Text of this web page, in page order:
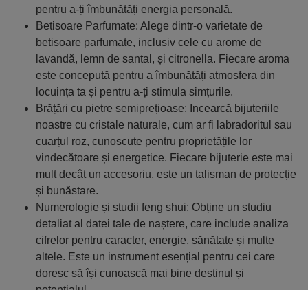
pentru a-ți îmbunătăți energia personală.
Betisoare Parfumate: Alege dintr-o varietate de
betisoare parfumate, inclusiv cele cu arome de
lavandă, lemn de santal, și citronella. Fiecare aroma
este concepută pentru a îmbunătăți atmosfera din
locuința ta și pentru a-ți stimula simțurile.
Brățări cu pietre semiprețioase: Incearcă bijuteriile
noastre cu cristale naturale, cum ar fi labradoritul sau
cuarțul roz, cunoscute pentru proprietățile lor
vindecătoare și energetice. Fiecare bijuterie este mai
mult decât un accesoriu, este un talisman de protecție
și bunăstare.
Numerologie și studii feng shui: Obține un studiu
detaliat al datei tale de naștere, care include analiza
cifrelor pentru caracter, energie, sănătate și multe
altele. Este un instrument esențial pentru cei care
doresc să își cunoască mai bine destinul și